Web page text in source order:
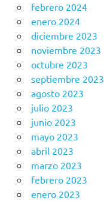
febrero 2024
enero 2024
diciembre 2023
noviembre 2023
octubre 2023
septiembre 2023
agosto 2023
julio 2023
junio 2023
mayo 2023
abril 2023
marzo 2023
febrero 2023
enero 2023